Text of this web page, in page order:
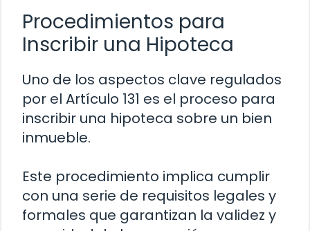
Procedimientos para
Inscribir una Hipoteca
Uno de los aspectos clave regulados
por el Artículo 131 es el proceso para
inscribir una hipoteca sobre un bien
inmueble.
Este procedimiento implica cumplir
con una serie de requisitos legales y
formales que garantizan la validez y